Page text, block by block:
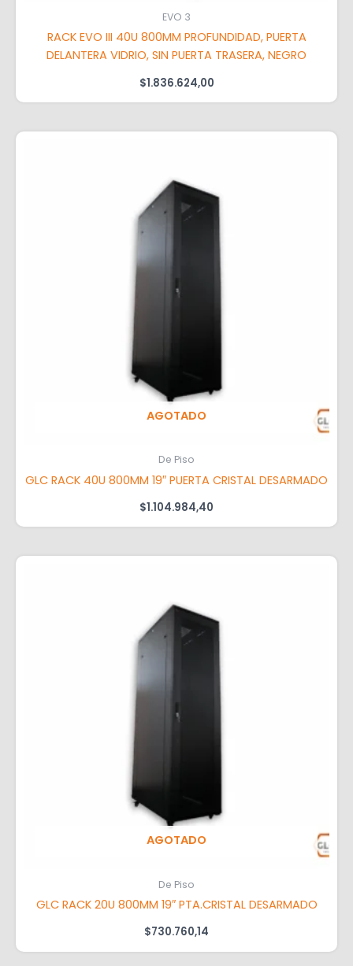
EVO 3
RACK EVO III 40U 800MM PROFUNDIDAD, PUERTA
DELANTERA VIDRIO, SIN PUERTA TRASERA, NEGRO
$1.836.624,00
AGOTADO
De Piso
GLC RACK 40U 800MM 19″ PUERTA CRISTAL DESARMADO
$1.104.984,40
AGOTADO
De Piso
GLC RACK 20U 800MM 19″ PTA.CRISTAL DESARMADO
$730.760,14